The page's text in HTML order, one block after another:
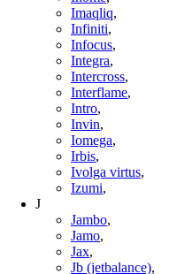
Imaqliq,
Infiniti,
Infocus,
Integra,
Intercross,
Interflame,
Intro,
Invin,
Iomega,
Irbis,
Ivolga virtus,
Izumi,
J
Jambo,
Jamo,
Jax,
Jb (jetbalance),